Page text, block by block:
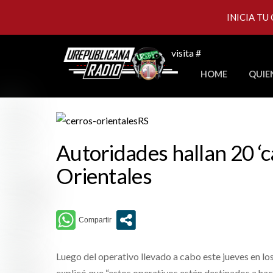
visita #
HOME
Autoridades hallan 20
Orientales
Luego del operativo llevado a cabo este jueves en los
INICIA TU